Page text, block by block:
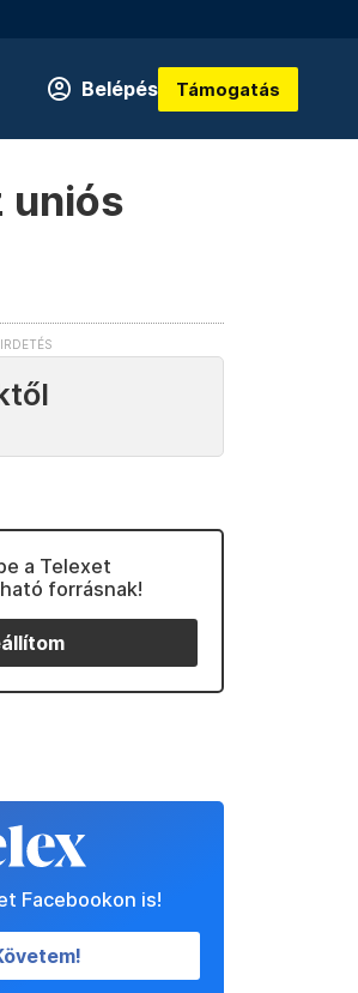
Belépés Támogatás
uniós
a Telexet
forrásnak!
Facebookon is!